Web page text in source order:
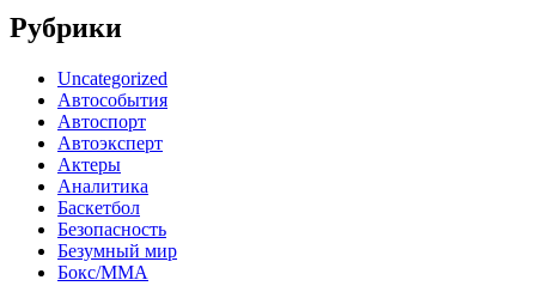
Рубрики
Uncategorized
Автособытия
Автоспорт
Автоэксперт
Актеры
Аналитика
Баскетбол
Безопасность
Безумный мир
Бокс/MMA